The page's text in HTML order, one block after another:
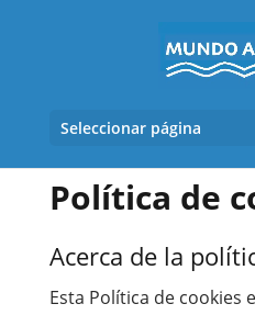
Seleccionar página
Política de
Acerca de la
Esta Política de cookies